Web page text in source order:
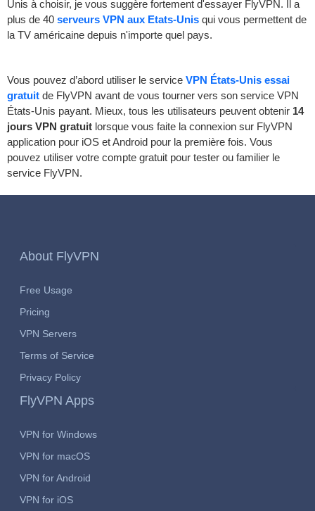
Unis à choisir, je vous suggère fortement d'essayer FlyVPN. Il a
plus de 40 serveurs VPN aux Etats-Unis qui vous permettent de
la TV américaine depuis n'importe quel pays.
Vous pouvez d’abord utiliser le service VPN États-Unis essai
gratuit de FlyVPN avant de vous tourner vers son service VPN
États-Unis payant. Mieux, tous les utilisateurs peuvent obtenir 14
jours VPN gratuit lorsque vous faite la connexion sur FlyVPN
application pour iOS et Android pour la première fois. Vous
pouvez utiliser votre compte gratuit pour tester ou familier le
service FlyVPN.
About FlyVPN
Free Usage
Pricing
VPN Servers
Terms of Service
Privacy Policy
FlyVPN Apps
VPN for Windows
VPN for macOS
VPN for Android
VPN for iOS